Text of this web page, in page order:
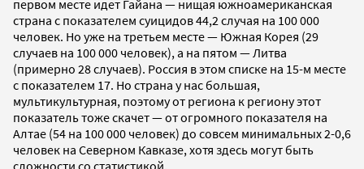
первом месте идет Гайана — нищая южноамериканская
страна с показателем суицидов 44,2 случая на 100 000
человек. Но уже на третьем месте — Южная Корея (29
случаев на 100 000 человек), а на пятом — Литва
(примерно 28 случаев). Россия в этом списке на 15-м месте
с показателем 17. Но страна у нас большая,
мультикультурная, поэтому от региона к региону этот
показатель тоже скачет — от огромного показателя на
Алтае (54 на 100 000 человек) до совсем минимальных 2-0,6
человек на Северном Кавказе, хотя здесь могут быть
сложности со статистикой.